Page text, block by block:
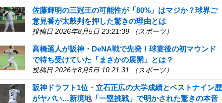
佐藤輝明の三冠王の可能性が「80%」はマジか？球界ご
意見番が太鼓判を押した驚きの理由とは
投稿日 2026年8月5日 23:21:39 （スポーツ）
高橋遥人が阪神・DeNA戦で先発！球宴後の初マウンド
で待ち受けていた「まさかの展開」とは？
投稿日 2026年8月5日 10:21:31 （スポーツ）
阪神ドラフト1位・立石正広の大学成績とベストナイン歴
がヤバい…新境地「一塁挑戦」で明かされた驚きの本音